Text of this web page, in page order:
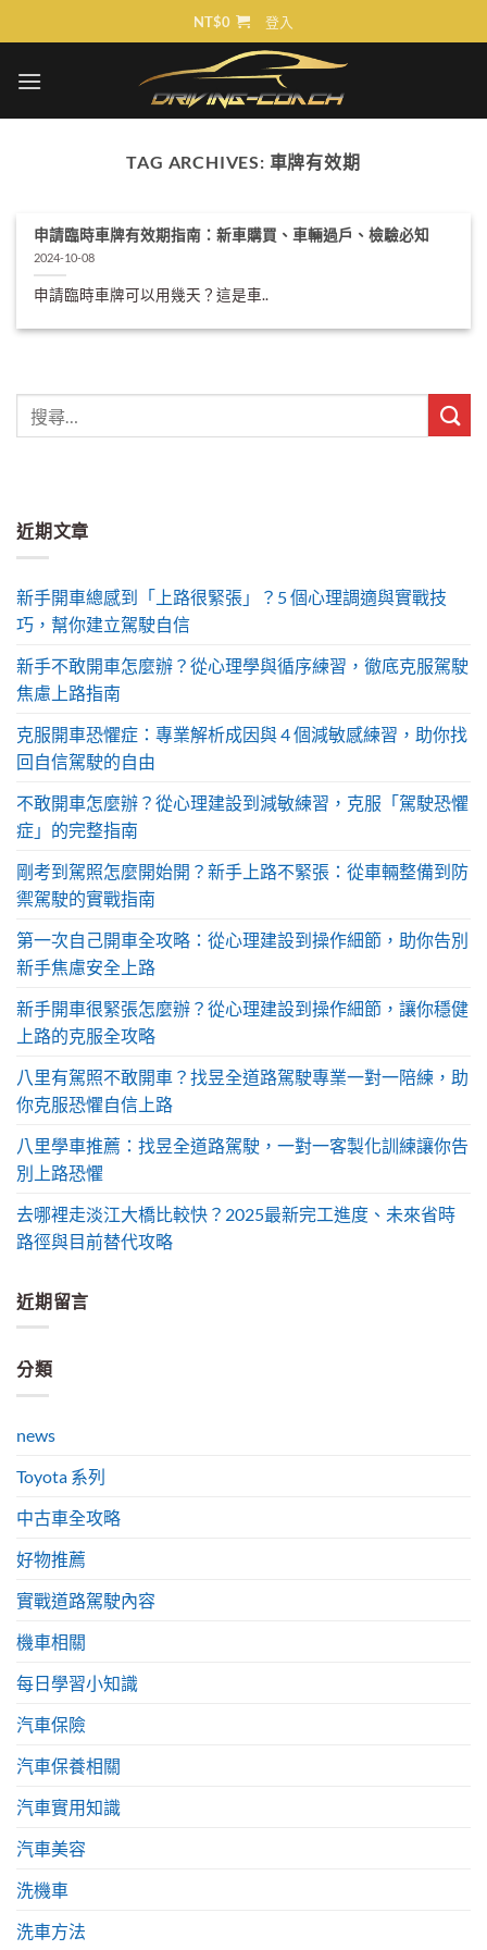
to
NT$0 登入
TAG ARCHIVES: 車牌有效期
申請臨時車牌有效期指南：新車購買、車輛過戶、檢驗必知
2024-10-08
申請臨時車牌可以用幾天？這是車..
近期文章
新手開車總感到「上路很緊張」？5 個心理調適與實戰技
巧，幫你建立駕駛自信
新手不敢開車怎麼辦？從心理學與循序練習，徹底克服駕駛
焦慮上路指南
克服開車恐懼症：專業解析成因與 4 個減敏感練習，助你找
回自信駕駛的自由
不敢開車怎麼辦？從心理建設到減敏練習，克服「駕駛恐懼
症」的完整指南
剛考到駕照怎麼開始開？新手上路不緊張：從車輛整備到防
禦駕駛的實戰指南
第一次自己開車全攻略：從心理建設到操作細節，助你告別
新手焦慮安全上路
新手開車很緊張怎麼辦？從心理建設到操作細節，讓你穩健
上路的克服全攻略
八里有駕照不敢開車？找昱全道路駕駛專業一對一陪練，助
你克服恐懼自信上路
八里學車推薦：找昱全道路駕駛，一對一客製化訓練讓你告
別上路恐懼
去哪裡走淡江大橋比較快？2025最新完工進度、未來省時
路徑與目前替代攻略
近期留言
分類
news
Toyota 系列
中古車全攻略
好物推薦
實戰道路駕駛內容
機車相關
每日學習小知識
汽車保險
汽車保養相關
汽車實用知識
汽車美容
洗機車
洗車方法